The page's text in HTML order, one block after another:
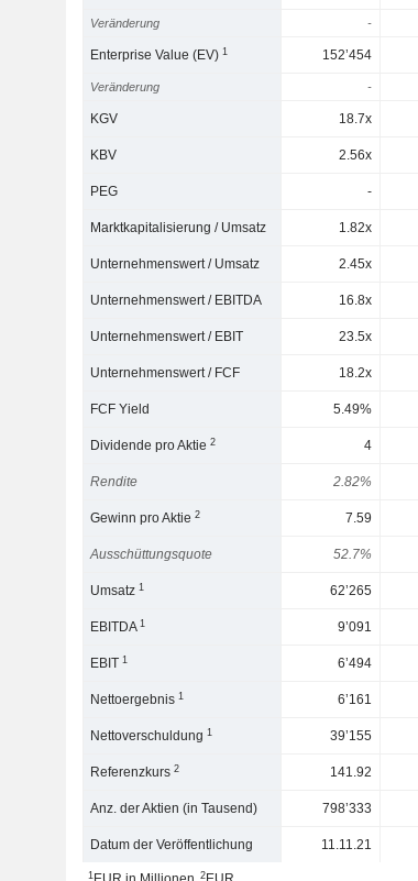
Veränderung -
Enterprise Value (EV)1 152’454
Veränderung -
KGV 18.7x
KBV 2.56x
PEG -
Marktkapitalisierung / Umsatz 1.82x
Unternehmenswert / Umsatz 2.45x
Unternehmenswert / EBITDA 16.8x
Unternehmenswert / EBIT 23.5x
Unternehmenswert / FCF 18.2x
FCF Yield 5.49%
Dividende pro Aktie2 4
Rendite 2.82%
Gewinn pro Aktie2 7.59
Ausschüttungsquote 52.7%
Umsatz1 62’265
EBITDA1 9’091
EBIT1 6’494
Nettoergebnis1 6’161
Nettoverschuldung1 39’155
Referenzkurs2 141.92
Anz. der Aktien (in Tausend) 798’333
Datum der Veröffentlichung 11.11.21
1 2